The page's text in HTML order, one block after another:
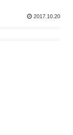
2017.10.20